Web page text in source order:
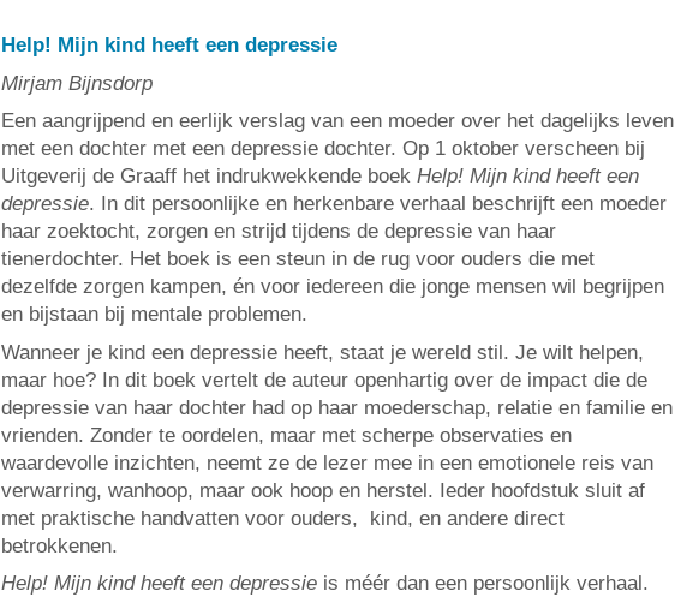
Help! Mijn kind heeft een depressie
Mirjam Bijnsdorp
Een aangrijpend en eerlijk verslag van een moeder over het dagelijks leven
met een dochter met een depressie dochter. Op 1 oktober verscheen bij
Uitgeverij de Graaff het indrukwekkende boek Help! Mijn kind heeft een
depressie. In dit persoonlijke en herkenbare verhaal beschrijft een moeder
haar zoektocht, zorgen en strijd tijdens de depressie van haar
tienerdochter. Het boek is een steun in de rug voor ouders die met
dezelfde zorgen kampen, én voor iedereen die jonge mensen wil begrijpen
en bijstaan bij mentale problemen.
Wanneer je kind een depressie heeft, staat je wereld stil. Je wilt helpen,
maar hoe? In dit boek vertelt de auteur openhartig over de impact die de
depressie van haar dochter had op haar moederschap, relatie en familie en
vrienden. Zonder te oordelen, maar met scherpe observaties en
waardevolle inzichten, neemt ze de lezer mee in een emotionele reis van
verwarring, wanhoop, maar ook hoop en herstel. Ieder hoofdstuk sluit af
met praktische handvatten voor ouders, kind, en andere direct
betrokkenen.
Help! Mijn kind heeft een depressie is méér dan een persoonlijk verhaal.